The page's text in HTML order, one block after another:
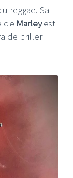
reggae. Sa
de Marleyest
de briller